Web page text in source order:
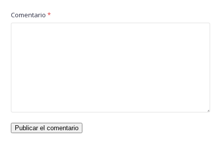
Comentario*